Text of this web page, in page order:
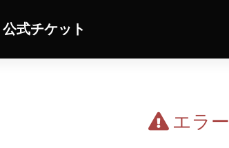
公式チケット
エラー